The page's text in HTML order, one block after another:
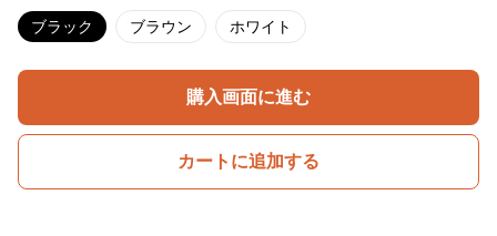
ブラック ブラウン ホワイト
購入画面に進む
カートに追加する